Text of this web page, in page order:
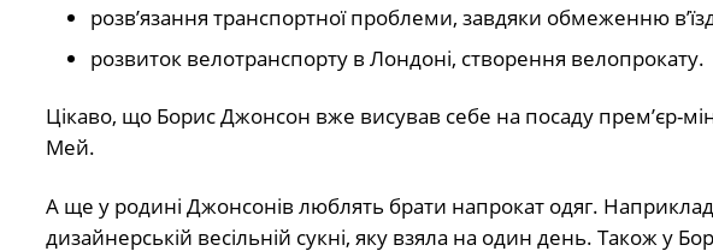
розв’язання транспортної проблеми, завдяки обмеженню
розвиток велотранспорту в Лондоні, створення велопрокату.
Цікаво, що Борис Джонсон вже висував себе на посаду прем’єр-
Мей.
А ще у родині Джонсонів люблять брати напрокат одяг.
дизайнерській весільній сукні, яку взяла на один день. Також у